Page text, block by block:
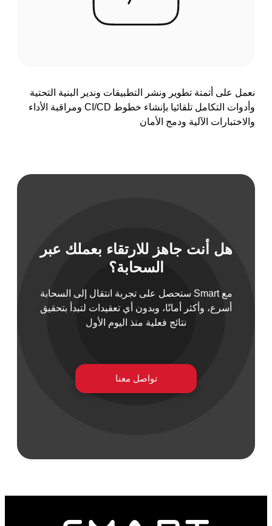
المعلومات
التقنية
الرقمية
نعمل على أتمتة تطوير ونشر التطبيقات وندير البنية التحتية
وأدوات التكامل تلقائيا بإنشاء خطوط CI/CD ومراقبة الأداء
والاختبارات الآلية ودمج الأمان
هل أنت جاهز للارتقاء بعملك عبر
السحابة؟
مع Smart ستحصل على تجربة انتقال إلى السحابة
أسرع، وأكثر أمانًا، وبدون أي تعقيدات لتبدأ بتحقيق
نتائج فعلية منذ اليوم الأول
تواصل معنا